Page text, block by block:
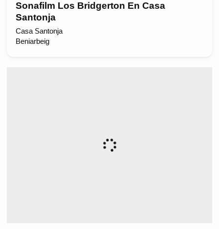
Sonafilm Los Bridgerton En Casa
Santonja
Casa Santonja
Beniarbeig